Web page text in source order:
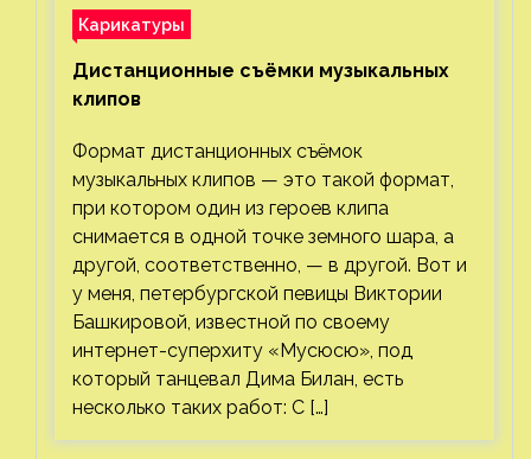
Карикатуры
Дистанционные съёмки музыкальных
клипов⁠⁠
Формат дистанционных съёмок
музыкальных клипов — это такой формат,
при котором один из героев клипа
снимается в одной точке земного шара, а
другой, соответственно, — в другой. Вот и
у меня, петербургской певицы Виктории
Башкировой, известной по своему
интернет-суперхиту «Мусюсю», под
который танцевал Дима Билан, есть
несколько таких работ: С […]